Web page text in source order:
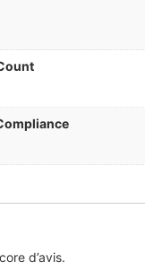
d’avis.